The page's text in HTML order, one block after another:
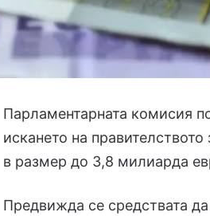
Парламентарната комисия
искането на
в размер до 3,8 милиарда
Предвижда се средствата